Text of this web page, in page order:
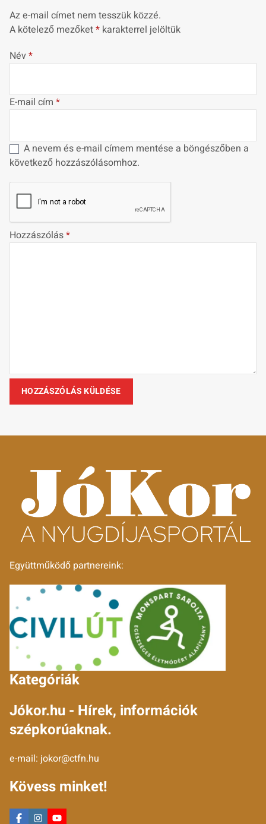
Az e-mail címet nem tesszük közzé.
A kötelező mezőket* karakterrel jelöltük
Név*
E-mail cím *
A nevem és e-mail címem mentése a böngészőben a
következő hozzászólásomhoz.
Hozzászólás*
Együttműködő partnereink:
Kategóriák
Jókor.hu - Hírek, információk
szépkorúaknak.
e-mail: jokor@ctfn.hu
Kövess minket!